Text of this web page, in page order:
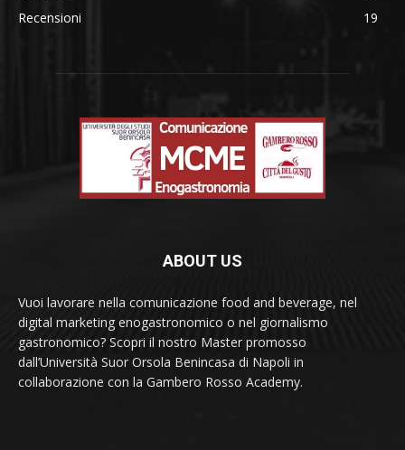
Recensioni
19
ABOUT US
Vuoi lavorare nella comunicazione food and beverage, nel
digital marketing enogastronomico o nel giornalismo
gastronomico? Scopri il nostro Master promosso
dall’Università Suor Orsola Benincasa di Napoli in
collaborazione con la Gambero Rosso Academy.